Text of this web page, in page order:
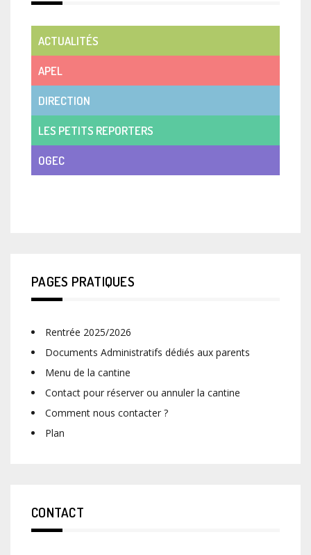
ACTUALITÉS
APEL
DIRECTION
LES PETITS REPORTERS
OGEC
PAGES PRATIQUES
Rentrée 2025/2026
Documents Administratifs dédiés aux parents
Menu de la cantine
Contact pour réserver ou annuler la cantine
Comment nous contacter ?
Plan
CONTACT